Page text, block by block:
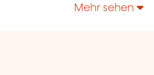
Mehr sehen